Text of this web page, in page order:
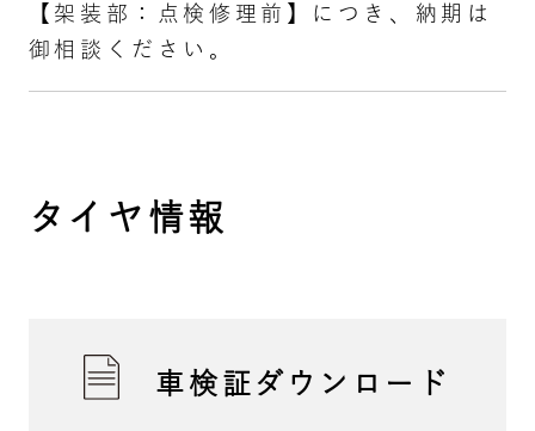
【架装部：点検修理前】につき、納期は
御相談ください。
タイヤ情報
車検証ダウンロード